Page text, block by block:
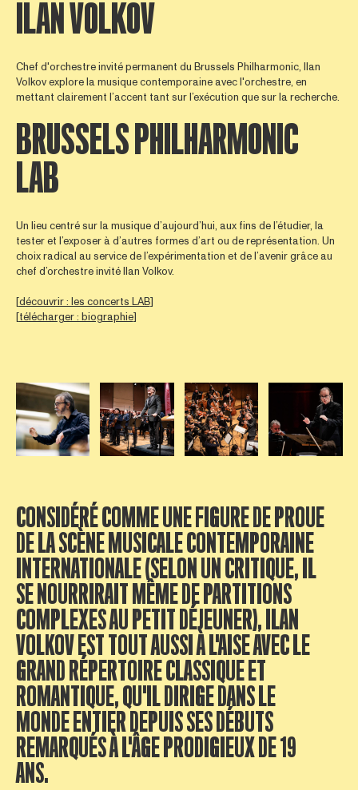
ILAN VOLKOV
Chef d'orchestre invité permanent du Brussels Philharmonic, Ilan
Volkov explore la musique contemporaine avec l'orchestre, en
mettant clairement l’accent tant sur l’exécution que sur la recherche.
BRUSSELS PHILHARMONIC
LAB
Un lieu centré sur la musique d’aujourd’hui, aux fins de l’étudier, la
tester et l’exposer à d’autres formes d’art ou de représentation. Un
choix radical au service de l’expérimentation et de l’avenir grâce au
chef d’orchestre invité Ilan Volkov.
[découvrir : les concerts LAB]
[télécharger : biographie]
Open afbeelding in popupOpen afbeelding in popupOpen afbeelding in popup
Open
CONSIDÉRÉ COMME UNE FIGURE DE PROUE
DE LA SCÈNE MUSICALE CONTEMPORAINE
INTERNATIONALE (SELON UN CRITIQUE, IL
SE NOURRIRAIT MÊME DE PARTITIONS
COMPLEXES AU PETIT DÉJEUNER), ILAN
VOLKOV EST TOUT AUSSI À L'AISE AVEC LE
GRAND RÉPERTOIRE CLASSIQUE ET
ROMANTIQUE, QU'IL DIRIGE DANS LE
MONDE ENTIER DEPUIS SES DÉBUTS
REMARQUÉS À L'ÂGE PRODIGIEUX DE 19
ANS.